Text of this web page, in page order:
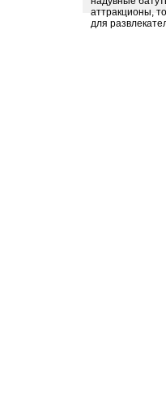
аттракционы,
для